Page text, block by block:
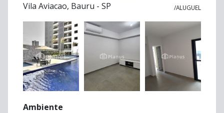
Vila Aviacao, Bauru - SP
/ALUGUEL
Ambiente